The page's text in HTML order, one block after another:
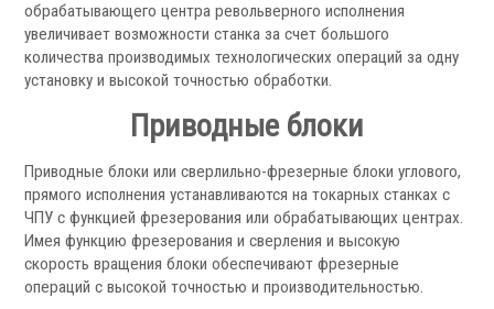
Скиммеры СОЖ
Сепараторы СОЖ
Фильтры, расходники и аксессуары
Ротационные соединения
обрабатывающего центра револьверного исполнения
увеличивает возможности станка за счет большого
количества производимых технологических операций за одну
установку и высокой точностью обработки.
Приводные блоки
Приводные блоки или сверлильно-фрезерные блоки углового,
прямого исполнения устанавливаются на токарных станках с
ЧПУ с функцией фрезерования или обрабатывающих центрах.
Имея функцию фрезерования и сверления и высокую
скорость вращения блоки обеспечивают фрезерные
операций с высокой точностью и производительностью.